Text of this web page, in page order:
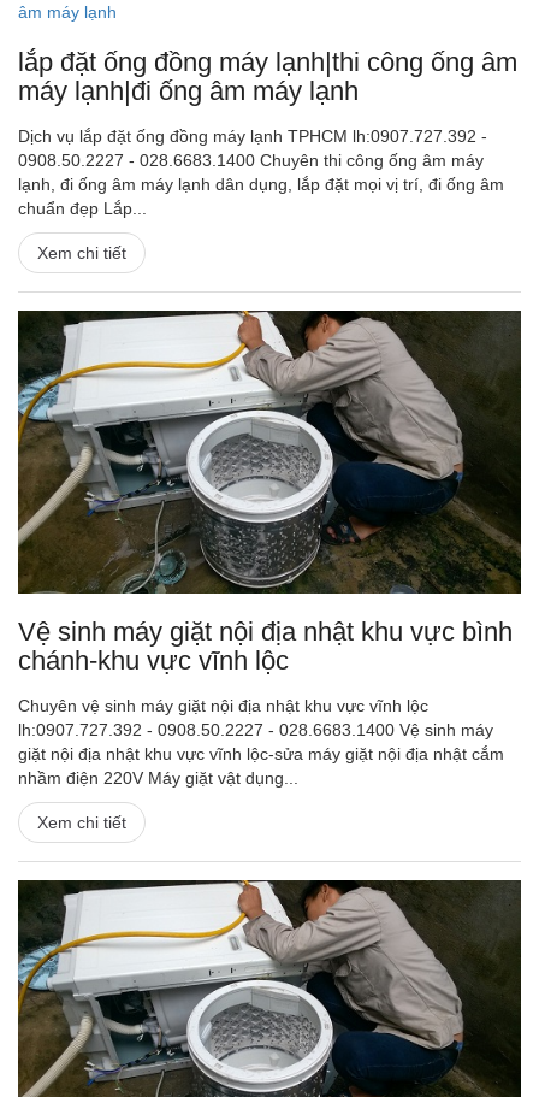
lắp đặt ống đồng máy lạnh|thi công ống âm
máy lạnh|đi ống âm máy lạnh
Dịch vụ lắp đặt ống đồng máy lạnh TPHCM lh:0907.727.392 -
0908.50.2227 - 028.6683.1400 Chuyên thi công ống âm máy
lạnh, đi ống âm máy lạnh dân dụng, lắp đặt mọi vị trí, đi ống âm
chuẩn đẹp Lắp...
Xem chi tiết
Vệ sinh máy giặt nội địa nhật khu vực bình
chánh-khu vực vĩnh lộc
Chuyên vệ sinh máy giặt nội địa nhật khu vực vĩnh lộc
lh:0907.727.392 - 0908.50.2227 - 028.6683.1400 Vệ sinh máy
giặt nội địa nhật khu vực vĩnh lộc-sửa máy giặt nội địa nhật cắm
nhầm điện 220V Máy giặt vật dụng...
Xem chi tiết